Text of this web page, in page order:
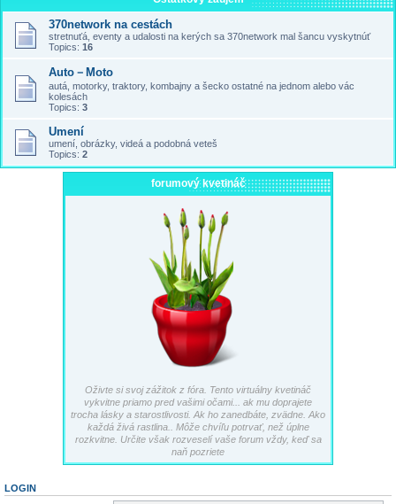
370network na cestách
stretnuťá, eventy a udalosti na kerých sa 370network mal šancu vyskytnúť
Topics: 16
Auto－Moto
autá, motorky, traktory, kombajny a šecko ostatné na jednom alebo vác
kolesách
Topics: 3
Umení
umení, obrázky, videá a podobná veteš
Topics: 2
forumový kvetináč
Oživte si svoj zážitok z fóra. Tento virtuálny kvetináč
vykvitne priamo pred vašimi očami... ak mu doprajete
trocha lásky a starostlivosti. Ak ho zanedbáte, zvädne. Ako
každá živá rastlina.. Môže chvíľu potrvať, než úplne
rozkvitne. Určite však rozveselí vaše forum vždy, keď sa
naň pozriete
LOGIN